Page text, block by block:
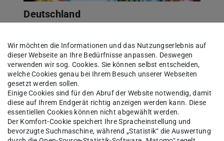
Deutschland
auch innovativ sein?
Wir möchten die Informationen und das Nutzungserlebnis auf
dieser Webseite an Ihre Bedürfnisse anpassen. Deswegen
verwenden wir sog. Cookies. Sie können selbst entscheiden,
welche Cookies genau bei Ihrem Besuch unserer Webseiten
gesetzt werden sollen.
Einige Cookies sind für den Abruf der Website notwendig, damit
diese auf Ihrem Endgerät richtig anzeigen werden kann. Diese
essentiellen Cookies können nicht abgewählt werden.
Der Komfort-Cookie speichert Ihre Spracheinstellung und
bevorzugte Suchmaschine, während „Statistik“ die Auswertung